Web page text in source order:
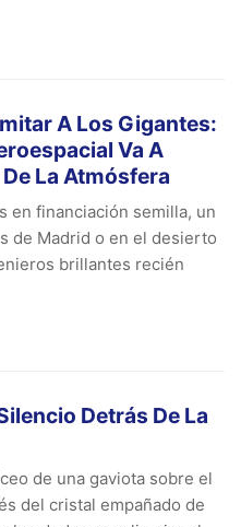
A Los Gigantes:
Va A
La Atmósfera
en financiación semilla, un
de Madrid o en el desierto
brillantes recién
Detrás De La
de una gaviota sobre el
del cristal empañado de